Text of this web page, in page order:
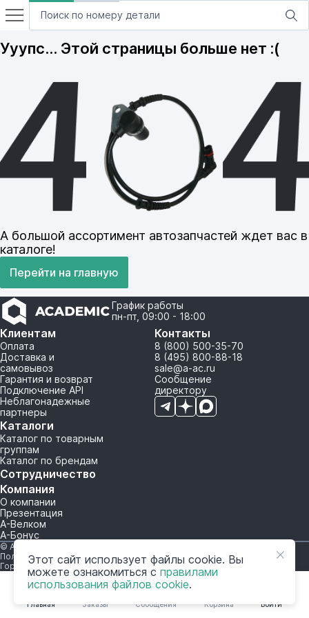
Главная Войти
Заказы Сообщения Корзина
Ууупс… Этой страницы больше нет :(
А большой ассортимент автозапчастей ждет вас в
каталоге!
Перейти на главную
График работы
пн-пт, 09:00 - 18:00
Клиентам
Оплата
Доставка и
самовывоз
Гарантия и возврат
Подключение API
Неблагонадежные
партнеры
Каталоги
Каталог по товарным
группам
Каталог по брендам
Сотрудничество
Компания
О компании
Презентация
А-Велком
А-Бонус
Контакты
8 (800) 500-35-70
8 (495) 800-88-18
sale@a-ac.ru
Сообщение
директору
© A-AC.RU 2015-2026. Все права защищены.
Политика обработки персональных данных
Горячая линия корпоративного регулирования и контроля
Этот сайт использует файлы cookie. Вы
можете ознакомиться с правилами
использования файлов cookie.